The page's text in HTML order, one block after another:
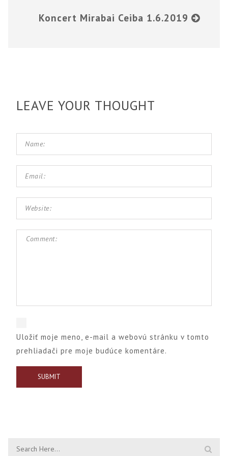
Koncert Mirabai Ceiba 1.6.2019
LEAVE YOUR THOUGHT
Uložiť moje meno, e-mail a webovú stránku v tomto
prehliadači pre moje budúce komentáre.